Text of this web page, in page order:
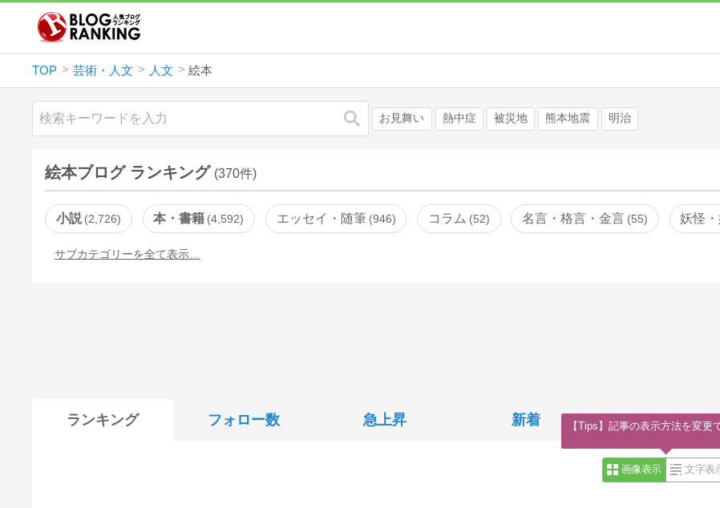
TOP 芸術・人文 人文 絵本
検索 お見舞い 熱中症 被災地 熊本地震 明治
絵本ブログ ランキング (370件)
小説 2,726 本・書籍 4,592 エッセイ・随筆 946 コラム 52 名言・格言・金言 55 妖怪
サブカテゴリーを全て表示…
ランキング フォロー数 急上昇 新着
画像表示 文字表
【Tips】記事の表示方法を変更